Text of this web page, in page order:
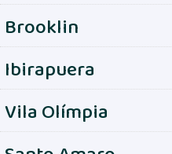
Brooklin
Ibirapuera
Vila Olímpia